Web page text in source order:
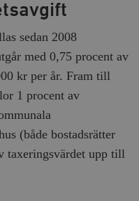
sedan 2008
med 0,75 procent av
kr per år. Fram till
1 procent av
(både bostadsrätter
taxeringsvärdet upp till